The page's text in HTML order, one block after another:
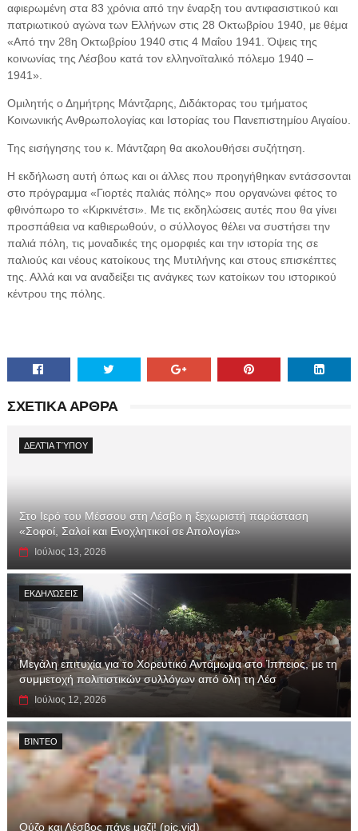
αφιερωμένη στα 83 χρόνια από την έναρξη του αντιφασιστικού και
πατριωτικού αγώνα των Ελλήνων στις 28 Οκτωβρίου 1940, με θέμα
«Από την 28η Οκτωβρίου 1940 στις 4 Μαΐου 1941. Όψεις της
κοινωνίας της Λέσβου κατά τον ελληνοϊταλικό πόλεμο 1940 –
1941».
Ομιλητής ο Δημήτρης Μάντζαρης, Διδάκτορας του τμήματος
Κοινωνικής Ανθρωπολογίας και Ιστορίας του Πανεπιστημίου Αιγαίου.
Της εισήγησης του κ. Μάντζαρη θα ακολουθήσει συζήτηση.
Η εκδήλωση αυτή όπως και οι άλλες που προηγήθηκαν εντάσσονται
στο πρόγραμμα «Γιορτές παλιάς πόλης» που οργανώνει φέτος το
φθινόπωρο το «Κιρκινέτσι». Με τις εκδηλώσεις αυτές που θα γίνει
προσπάθεια να καθιερωθούν, ο σύλλογος θέλει να συστήσει την
παλιά πόλη, τις μοναδικές της ομορφιές και την ιστορία της σε
παλιούς και νέους κατοίκους της Μυτιλήνης και στους επισκέπτες
της. Αλλά και να αναδείξει τις ανάγκες των κατοίκων του ιστορικού
κέντρου της πόλης.
ΣΧΕΤΙΚΑ ΑΡΘΡΑ
ΔΕΛΤΊΑ ΤΎΠΟΥ
Στο Ιερό του Μέσσου στη Λέσβο η ξεχωριστή παράσταση
«Σοφοί, Σαλοί και Ενοχλητικοί σε Απολογία»
Ιούλιος 13, 2026
ΕΚΔΗΛΏΣΕΙΣ
Μεγάλη επιτυχία για το Χορευτικό Αντάμωμα στο Ίππειος, με τη
συμμετοχή πολιτιστικών συλλόγων από όλη τη Λέσ
Ιούλιος 12, 2026
ΒΊΝΤΕΟ
Ούζο και Λέσβος πάνε μαζί! (pic,vid)